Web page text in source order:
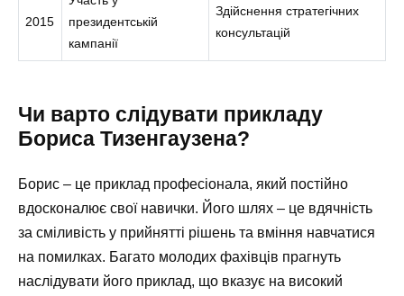
2015
президентській
кампанії
Здійснення стратегічних
консультацій
Чи варто слідувати прикладу
Бориса Тизенгаузена?
Борис – це приклад професіонала, який постійно
вдосконалює свої навички. Його шлях – це вдячність
за сміливість у прийнятті рішень та вміння навчатися
на помилках. Багато молодих фахівців прагнуть
наслідувати його приклад, що вказує на високий